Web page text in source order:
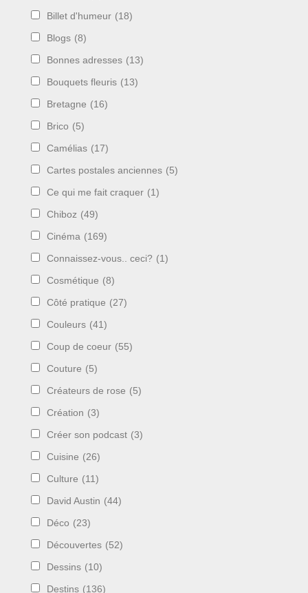
Billet d'humeur (18)
Blogs (8)
Bonnes adresses (13)
Bouquets fleuris (13)
Bretagne (16)
Brico (5)
Camélias (17)
Cartes postales anciennes (5)
Ce qui me fait craquer (1)
Chiboz (49)
Cinéma (169)
Connaissez-vous.. ceci? (1)
Cosmétique (8)
Côté pratique (27)
Couleurs (41)
Coup de coeur (55)
Couture (5)
Créateurs de rose (5)
Création (3)
Créer son podcast (3)
Cuisine (26)
Culture (11)
David Austin (44)
Déco (23)
Découvertes (52)
Dessins (10)
Destins (136)